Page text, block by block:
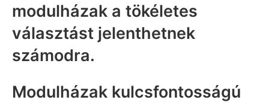
modulházak a tökéletes
választást jelenthetnek
számodra.
Modulházak kulcsfontosságú